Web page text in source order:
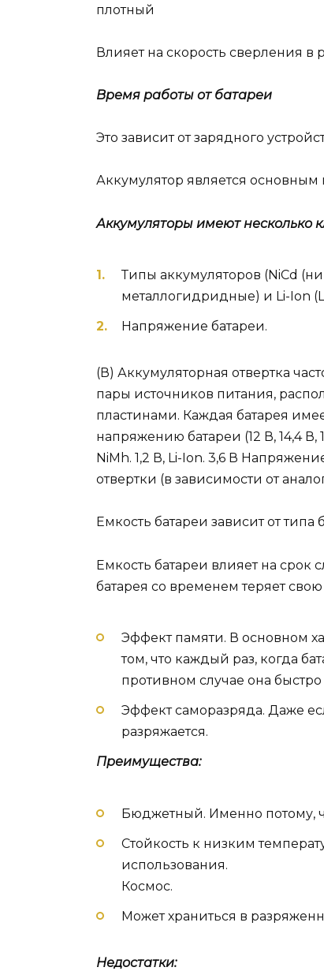
плотный
Влияет на скорость сверления в
Время работы от батареи
Это зависит от зарядного
Аккумулятор является основным
Аккумуляторы имеют несколько
Типы аккумуляторов (NiCd
металлогидридные) и Li-Ion
Напряжение батареи.
(В) Аккумуляторная отвертка
пары источников питания,
пластинами. Каждая батарея
напряжению батареи (12 В, 14,4 В,
NiMh. 1,2 В, Li-Ion. 3,6 В
отвертки (в зависимости от
Емкость батареи зависит от
Емкость батареи влияет на срок
батарея со временем теряет свою
Эффект памяти. В основном
том, что каждый раз, когда
противном случае она быстро
Эффект саморазряда. Даже
разряжается.
Преимущества:
Бюджетный. Именно потому,
Стойкость к низким
использования.
Космос.
Может храниться в
Недостатки: